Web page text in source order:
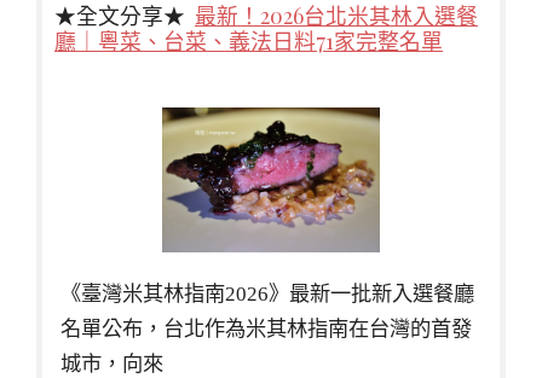
★全文分享★ 最新！2026台北米其林入選餐
廳｜粵菜、台菜、義法日料71家完整名單
《臺灣米其林指南2026》最新一批新入選餐廳
名單公布，台北作為米其林指南在台灣的首發
城市，向來